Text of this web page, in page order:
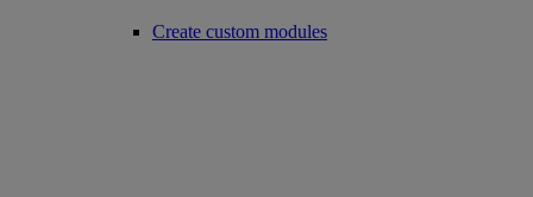
Create custom modules